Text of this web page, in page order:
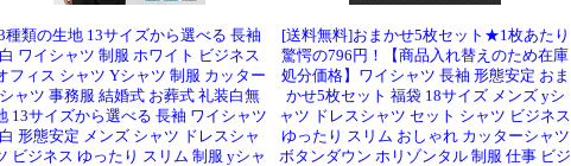
種類の生地 13サイズから選べる 長袖
白 ワイシャツ 制服 ホワイト ビジネス
フィス シャツ Yシャツ 制服 カッター
シャツ 事務服 結婚式 お葬式 礼装白無
13サイズから選べる 長袖 ワイシャツ
白 形態安定 メンズ シャツ ドレスシャ
ビジネス ゆったり スリム 制服 yシャ
[送料無料]おまかせ5枚セット★1枚あたり
驚愕の796円！【商品入れ替えのため在庫
処分価格】ワイシャツ 長袖 形態安定 おま
かせ5枚セット 福袋 18サイズ メンズ yシ
ャツ ドレスシャツ セット シャツ ビジネス
ゆったり スリム おしゃれ カッターシャツ
ボタンダウン ホリゾンタル 制服 仕事 ビジ